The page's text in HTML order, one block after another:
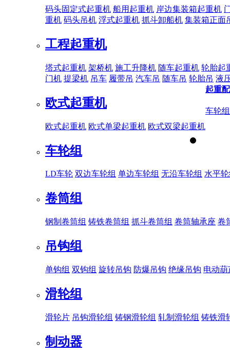
码头固定式起重机 船用起重机 岸边集装箱起重机
重机 码头吊机 浮式起重机 抓斗卸船机 集装箱正面
工程起重机
塔式起重机 架桥机 施工升降机 随车起重机 轮胎起
门机 提梁机 吊车 履带吊 汽车吊 随车吊 轮胎吊 液
欧式起重机
欧式起重机 欧式单梁起重机 欧式双梁起重机
起重
车轮组
车轮组
LD车轮 双边车轮组 单边车轮组 无沿车轮组 水平
卷筒组
钢制卷筒组 铸铁卷筒组 抓斗卷筒组 卷筒轴承座 卷
吊钩组
单钩组 双钩组 旋转吊钩 防爆吊钩 绝缘吊钩 电动
滑轮组
滑轮片 吊钩滑轮组 铸钢滑轮组 轧制滑轮组 铸铁滑
制动器